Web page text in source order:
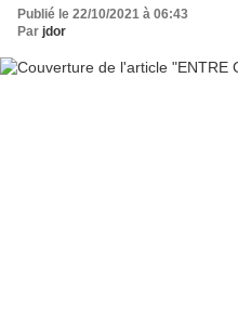
Publié le 22/10/2021 à 06:43
Par jdor